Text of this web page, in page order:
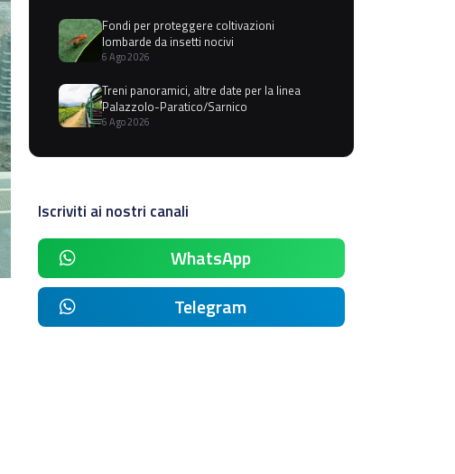
Fondi per proteggere coltivazioni
lombarde da insetti nocivi
6 Ago 2026
Treni panoramici, altre date per la linea
Palazzolo-Paratico/Sarnico
6 Ago 2026
Iscriviti ai nostri canali
WhatsApp
Telegram